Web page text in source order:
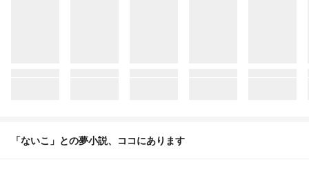
「ないこ」との夢小説、ココにあります